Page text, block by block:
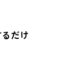
だけ